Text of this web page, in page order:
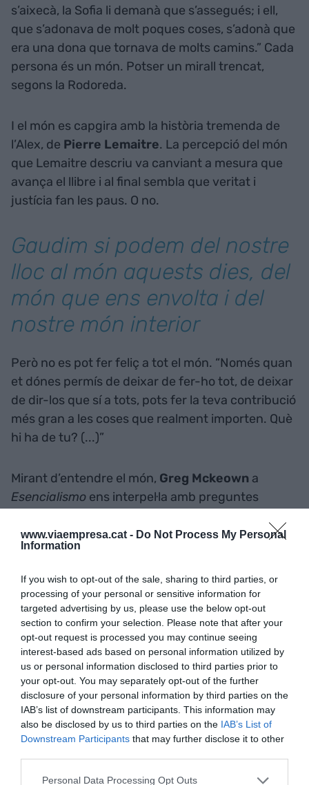
www.viaempresa.cat - Do Not Process My Personal
Information
If you wish to opt-out of the sale, sharing to third parties, or
processing of your personal or sensitive information for
targeted advertising by us, please use the below opt-out
section to confirm your selection. Please note that after your
opt-out request is processed you may continue seeing
interest-based ads based on personal information utilized by
us or personal information disclosed to third parties prior to
your opt-out. You may separately opt-out of the further
disclosure of your personal information by third parties on the
IAB’s list of downstream participants. This information may
also be disclosed by us to third parties on the IAB’s List of
Downstream Participants that may further disclose it to other
Personal Data Processing Opt Outs
s’aixecà, la Sofia li demanà que s’assegués; i ell,
que s’adonava de molt poques coses, s’adonà que
era una dona que tornava de molts camins.” Cada
persona és un món. Potser un mirall trencat,
segons la Rodoreda.
I el món es capgira amb la història tremenda de
l’Alex, de Pierre Lemaitre. La percepció del món
que Lemaitre descriu va canviant a mesura que
avança el llibre i al final sembla que veritat i
justícia fan les paus. O no.
Gaudim si podem del nostre
lloc al món aquests dies, del
món que ens envolta i del
nostre món interior
Però no es pot fer feliç a tot el món. “Només quan
et dónes permís de deixar de fer-ho tot, de deixar
de dir-los que sí a tots, pots fer la teva contribució
més gran a les coses que realment importen. Què
hi ha de tu? (...)”
Mirant d’entendre el món, Greg Mckeown a
Esencialismo ens interpel·la amb preguntes
solucions: “Què tal si el món sencer canviés de la
recerca indisciplinada de més a la recerca
Més endavant, gràcies aun article d’Elena
Busquets, escolto a 1300 metres d’altitud el
discurs de graduació a Harvard 2008 deJoanne
Kathleen Rowling, que m’impacta per la seva
veritat.
JK Rowlingva viure en un altre món abans
d’imaginar-se a Harry Potter. Però el món dona
moltes voltes i com ella mateixa ho descriu, es